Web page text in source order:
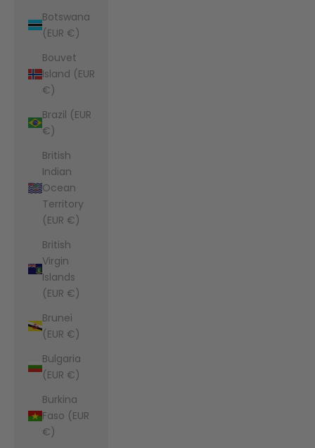
Botswana
(EUR €)
Bouvet
Island (EUR
€)
Brazil (EUR
€)
British
Indian
Ocean
Territory
(EUR €)
British
Virgin
Islands
(EUR €)
Brunei
(EUR €)
Bulgaria
(EUR €)
Burkina
Faso (EUR
€)